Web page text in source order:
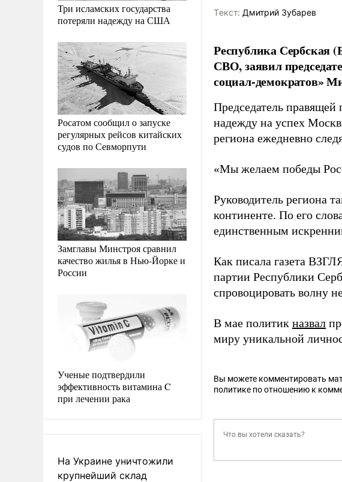
Три исламских государства
потеряли надежду на США
Росатом сообщил о запуске
регулярных рейсов китайских
судов по Севморпути
Замглавы Минстроя сравнил
качество жилья в Нью-Йорке и
России
Ученые подтвердили
эффективность витамина C
при лечении рака
На Украине уничтожили
крупнейший склад
Tекст: Дмитрий Зубарев
Республика Сербская
СВО, заявил
социал-демократов»
Председатель
надежду на успех
региона ежедневно
«Мы желаем победы
Руководитель региона
континенте. По его
единственным
Как писала газета
партии Республики
спровоцировать волну
В мае политик назвал
миру уникальной
Вы можете комментировать
политике по отношению к